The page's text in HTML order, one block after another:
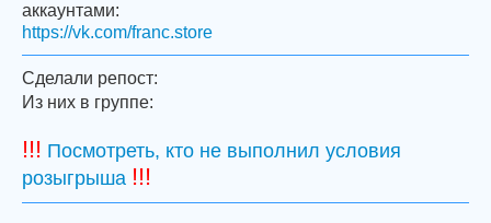
аккаунтами:
https://vk.com/franc.store
Сделали репост:
Из них в группе:
!!! Посмотреть, кто не выполнил условия
розыгрыша !!!